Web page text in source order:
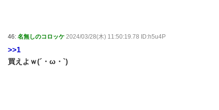
のもなあというのはヱロゲーによくあるジレンマ / おま
とめアンテナ
おでこ封印！中村アン、“前髪あり”の新ヘアスタイル
に「新鮮でたまらん」の声【画像】 / おまとめアンテナ
46: 名無しのコロッケ 2024/03/28(木) 11:50:19.78 ID:h5u4P
>>1
買えよｗ(´・ω・`)